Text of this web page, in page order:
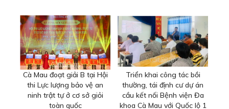
Cà Mau đoạt giải B tại Hội
thi Lực lượng bảo vệ an
ninh trật tự ở cơ sở giỏi
toàn quốc
Triển khai công tác bồi
thường, tái định cư dự án
cầu kết nối Bệnh viện Đa
khoa Cà Mau với Quốc lộ 1